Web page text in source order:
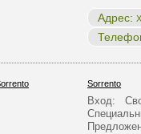
Адрес:
Sorrento
Вход: